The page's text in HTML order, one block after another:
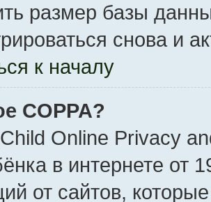
размер базы
снова и
к началу
COPPA?
Online Privacy
в интернете от
от сайтов,